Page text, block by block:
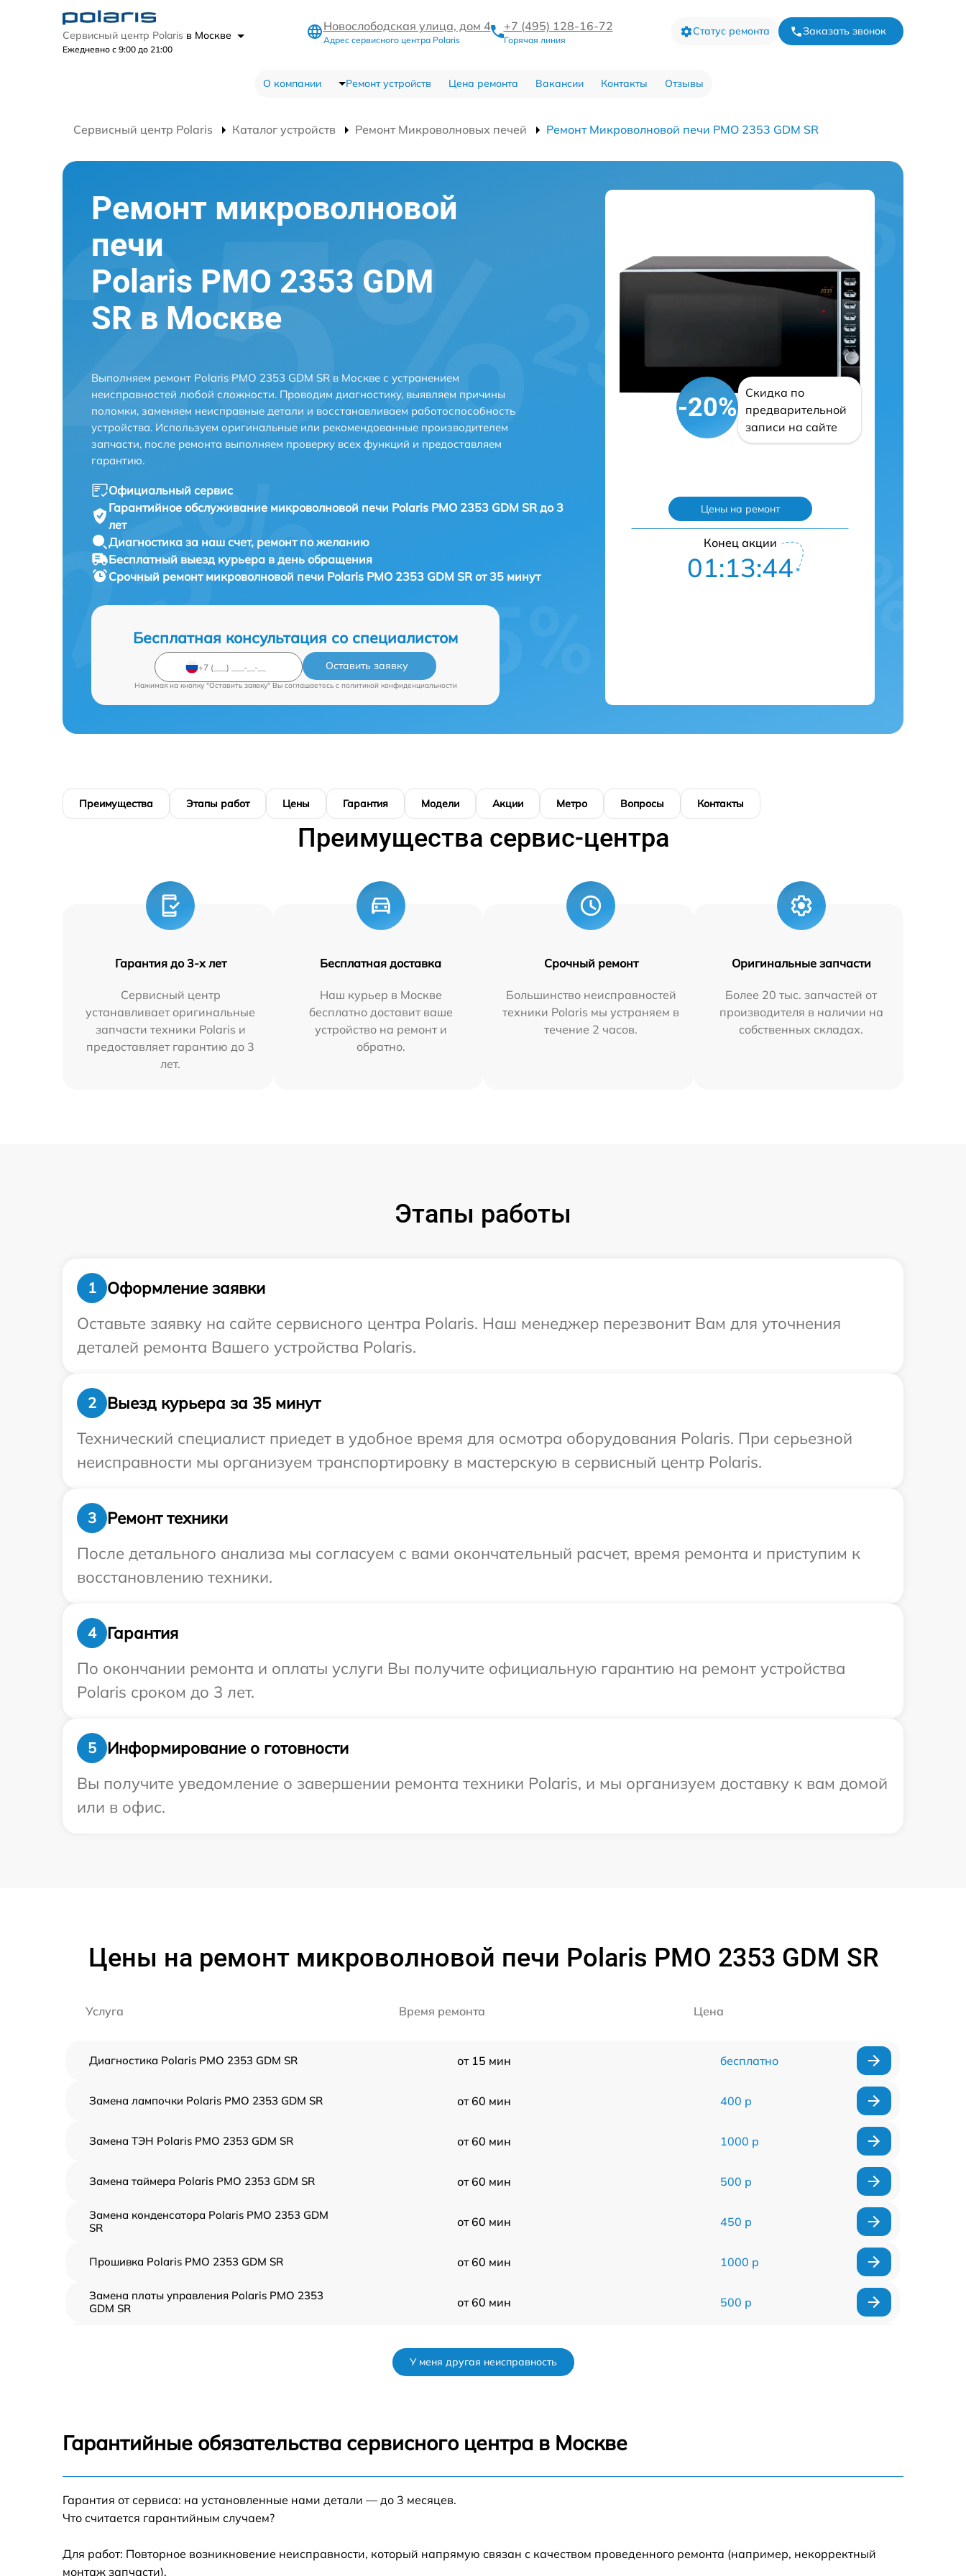
Сервисный центр Polaris в Москве
Ежедневно с 9:00 до 21:00
Новослободская улица, дом 4
Адрес сервисного центра Polaris
+7 (495) 128-16-72
Горячая линия
Статус ремонта Заказать звонок
О компании Ремонт устройств Цена ремонта Вакансии Контакты Отзывы
Сервисный центр Polaris Каталог устройств Ремонт Микроволновых печей Ремонт Микроволновой печи PMO 2353 GDM SR
Ремонт микроволновой
печи
Polaris PMO 2353 GDM
SR в Москве
Выполняем ремонт Polaris PMO 2353 GDM SR в Москве с устранением
неисправностей любой сложности. Проводим диагностику, выявляем причины
поломки, заменяем неисправные детали и восстанавливаем работоспособность
устройства. Используем оригинальные или рекомендованные производителем
запчасти, после ремонта выполняем проверку всех функций и предоставляем
гарантию.
Официальный сервис
Гарантийное обслуживание микроволновой печи Polaris PMO 2353 GDM SR до 3
лет
Диагностика за наш счет, ремонт по желанию
Бесплатный выезд курьера в день обращения
Срочный ремонт микроволновой печи Polaris PMO 2353 GDM SR от 35 минут
Бесплатная консультация со специалистом
Оставить заявку
Нажимая на кнопку "Оставить заявку" Вы соглашаетесь c политикой конфиденциальности
-20%
Скидка по
предварительной
записи на сайте
Цены на ремонт
Конец акции
01:13:43
Преимущества Этапы работ Цены Гарантия Модели Акции Метро Вопросы Контакты
Преимущества сервис-центра
Гарантия до 3-х лет
Сервисный центр
устанавливает оригинальные
запчасти техники Polaris и
предоставляет гарантию до 3
лет.
Бесплатная доставка
Наш курьер в Москве
бесплатно доставит ваше
устройство на ремонт и
обратно.
Срочный ремонт
Большинство неисправностей
техники Polaris мы устраняем в
течение 2 часов.
Оригинальные запчасти
Более 20 тыс. запчастей от
производителя в наличии на
собственных складах.
Этапы работы
1
Оформление заявки
Оставьте заявку на сайте сервисного центра Polaris. Наш менеджер перезвонит Вам для уточнения
деталей ремонта Вашего устройства Polaris.
2
Выезд курьера за 35 минут
Технический специалист приедет в удобное время для осмотра оборудования Polaris. При серьезной
неисправности мы организуем транспортировку в мастерскую в сервисный центр Polaris.
3
Ремонт техники
После детального анализа мы согласуем с вами окончательный расчет, время ремонта и приступим к
восстановлению техники.
4
Гарантия
По окончании ремонта и оплаты услуги Вы получите официальную гарантию на ремонт устройства
Polaris сроком до 3 лет.
5
Информирование о готовности
Вы получите уведомление о завершении ремонта техники Polaris, и мы организуем доставку к вам домой
или в офис.
Цены на ремонт микроволновой печи Polaris PMO 2353 GDM SR
Услуга Время ремонта Цена
Диагностика Polaris PMO 2353 GDM SR от 15 мин бесплатно
Замена лампочки Polaris PMO 2353 GDM SR от 60 мин 400 р
Замена ТЭН Polaris PMO 2353 GDM SR от 60 мин 1000 р
Замена таймера Polaris PMO 2353 GDM SR от 60 мин 500 р
Замена конденсатора Polaris PMO 2353 GDM
SR
от 60 мин 450 р
Прошивка Polaris PMO 2353 GDM SR от 60 мин 1000 р
Замена платы управления Polaris PMO 2353
GDM SR
от 60 мин 500 р
Ремонт волновода Polaris PMO 2353 GDM SR
PMO 2353 GDM SR
У меня другая неисправность
Гарантийные обязательства сервисного центра в Москве
Гарантия от сервиса: на установленные нами детали — до 3 месяцев.
Что считается гарантийным случаем?
Для работ: Повторное возникновение неисправности, который напрямую связан с качеством проведенного ремонта (например, некорректный
монтаж запчасти).